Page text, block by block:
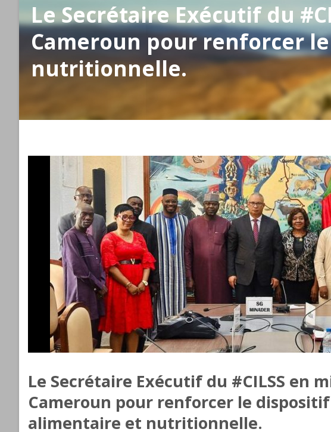
Le Secrétaire Exécutif du
Cameroun pour renforcer
nutritionnelle.
Le Secrétaire Exécutif du #CILSS en
Cameroun pour renforcer le
alimentaire et nutritionnelle.